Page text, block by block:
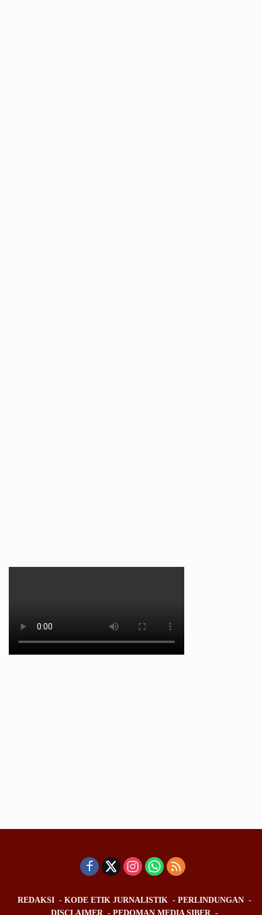
REDAKSI KODE ETIK JURNALISTIK
PERLINDUNGAN
DISCLAIMER
PEDOMAN MEDIA SIBER